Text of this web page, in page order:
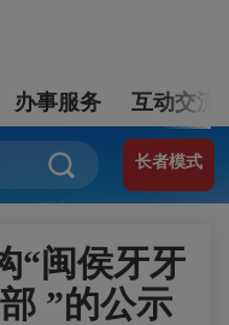
办事服务 互动交流
长者模式
“闽侯牙牙
”的公示